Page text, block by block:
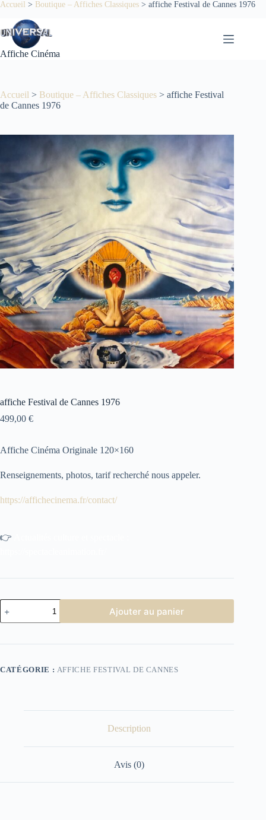
Passer
contenu
Accueil > Boutique – Affiches Classiques > affiche Festival de Cannes 1976
Affiche Cinéma
Accueil > Boutique – Affiches Classiques > affiche Festival
de Cannes 1976
affiche Festival de Cannes 1976
499,00 €
Affiche Cinéma Originale 120×160
Renseignements, photos, tarif recherché nous appeler.
https://affichecinema.fr/contact/
👉
quantité
de
affiche
de
Ajouter au panier
CATÉGORIE : AFFICHE FESTIVAL DE CANNES
Description
Avis (0)